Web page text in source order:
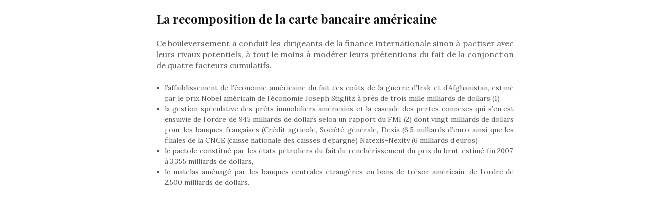
La recomposition de la carte bancaire américaine
Ce bouleversement a conduit les dirigeants de la finance internationale sinon à pactiser avec
leurs rivaux potentiels, à tout le moins à modérer leurs prétentions du fait de la conjonction
de quatre facteurs cumulatifs.
l’affaiblissement de l’économie américaine du fait des coûts de la guerre d’Irak et d’Afghanistan, estimé
par le prix Nobel américain de l’économie Joseph Stiglitz à près de trois mille milliards de dollars (1)
la gestion spéculative des prêts immobiliers américains et la cascade des pertes connexes qui s’en est
ensuivie de l’ordre de 945 milliards de dollars selon un rapport du FMI (2) dont vingt milliards de dollars
pour les banques françaises (Crédit agricole, Société générale, Dexia (6,5 milliards d’euro ainsi que les
filiales de la CNCE (caisse nationale des caisses d’epargne) Natexis-Nexity (6 milliards d’euros)
le pactole constitué par les états pétroliers du fait du renchérissement du prix du brut, estimé fin 2007,
à 3.355 milliards de dollars,
le matelas aménagé par les banques centrales étrangères en bons de trésor américain, de l’ordre de
2.500 milliards de dollars.